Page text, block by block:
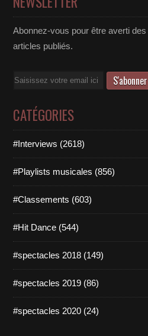
Abonnez-vous pour être averti
articles publiés.
Email
CATÉGORIES
#Interviews (2618)
#Playlists musicales (856)
#Classements (603)
#Hit Dance (544)
#spectacles 2018 (149)
#spectacles 2019 (86)
#spectacles 2020 (24)